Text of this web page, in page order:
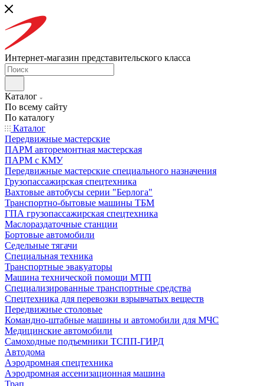
Интернет-магазин представительского класса
Каталог
По всему сайту
По каталогу
Каталог
Передвижные мастерские
ПАРМ авторемонтная мастерская
ПАРМ с КМУ
Передвижные мастерские специального назначения
Грузопассажирская спецтехника
Вахтовые автобусы серии "Берлога"
Транспортно-бытовые машины ТБМ
ГПА грузопассажирская спецтехника
Маслораздаточные станции
Бортовые автомобили
Седельные тягачи
Специальная техника
Транспортные эвакуаторы
Машина технической помощи МТП
Специализированные транспортные средства
Спецтехника для перевозки взрывчатых веществ
Передвижные столовые
Командно-штабные машины и автомобили для МЧС
Медицинские автомобили
Самоходные подъемники ТСПП-ГИРД
Автодома
Аэродромная спецтехника
Аэродромная ассенизационная машина
Трап